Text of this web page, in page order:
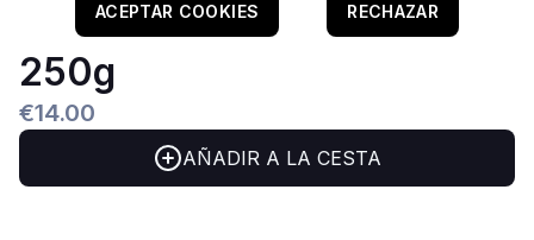
Tropic Marin Triple Buffer
250g
€14.00
AÑADIR A LA CESTA
ACEPTAR COOKIES RECHAZAR